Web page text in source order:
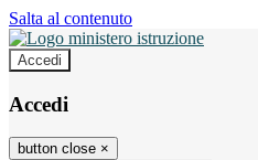
Salta al contenuto
Accedi
Accedi
button close ×